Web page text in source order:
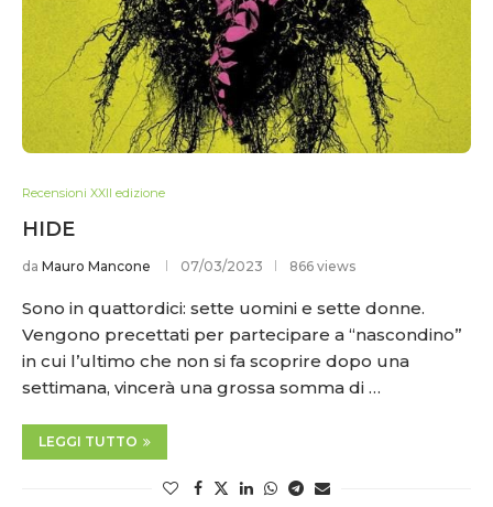
Recensioni XXII edizione
HIDE
da Mauro Mancone 07/03/2023 866 views
Sono in quattordici: sette uomini e sette donne.
Vengono precettati per partecipare a “nascondino”
in cui l’ultimo che non si fa scoprire dopo una
settimana, vincerà una grossa somma di …
LEGGI TUTTO